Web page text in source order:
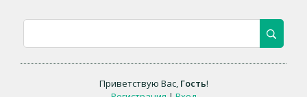
Приветствую Вас, Гость!